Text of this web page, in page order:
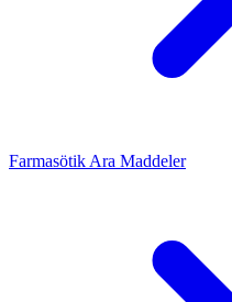
Farmasötik Ara Maddeler